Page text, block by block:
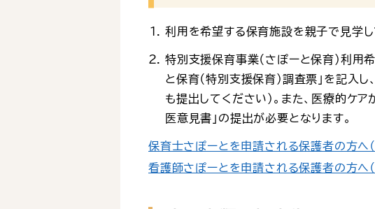
利用を希望する保育施設を親子で見学し
特別支援保育事業（さぽーと保育）利用
と保育（特別支援保育）調査票」を記入
も提出してください）。また、医療的ケ
医意見書」の提出が必要となります。
保育士さぽーとを申請される保護者の方へ
看護師さぽーとを申請される保護者の方へ